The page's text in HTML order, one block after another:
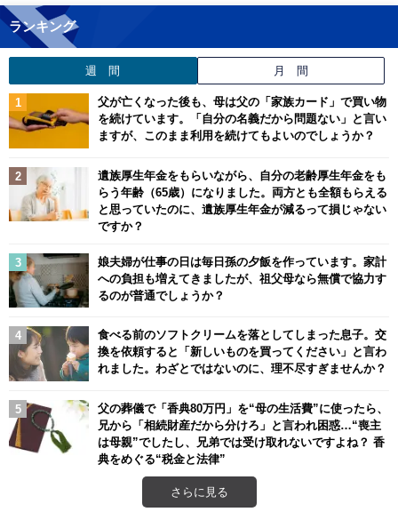
ランキング
週 間 月 間
父が亡くなった後も、母は父の「家族カード」で買い物
を続けています。「自分の名義だから問題ない」と言い
ますが、このまま利用を続けてもよいのでしょうか？
遺族厚生年金をもらいながら、自分の老齢厚生年金をも
らう年齢（65歳）になりました。両方とも全額もらえる
と思っていたのに、遺族厚生年金が減るって損じゃない
ですか？
娘夫婦が仕事の日は毎日孫の夕飯を作っています。家計
への負担も増えてきましたが、祖父母なら無償で協力す
るのが普通でしょうか？
食べる前のソフトクリームを落としてしまった息子。交
換を依頼すると「新しいものを買ってください」と言わ
れました。わざとではないのに、理不尽すぎませんか？
父の葬儀で「香典80万円」を“母の生活費”に使ったら、
兄から「相続財産だから分けろ」と言われ困惑…“喪主
は母親”でしたし、兄弟では受け取れないですよね？ 香
典をめぐる“税金と法律”
さらに見る